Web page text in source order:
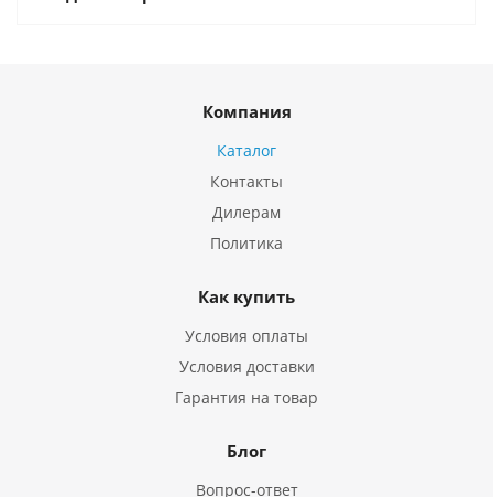
Компания
Каталог
Контакты
Дилерам
Политика
Как купить
Условия оплаты
Условия доставки
Гарантия на товар
Блог
Вопрос-ответ